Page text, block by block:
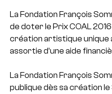
La Fondation François
de doter le Prix COAL
création artistique unique
assortie d’une aide
La Fondation François
publique dès sa création